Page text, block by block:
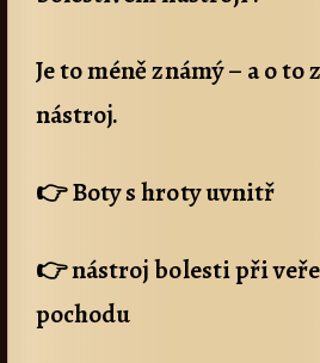
Je to méně známý – a o to
nástroj.
👉 Boty s hroty uvnitř
👉 nástroj bolesti při
pochodu